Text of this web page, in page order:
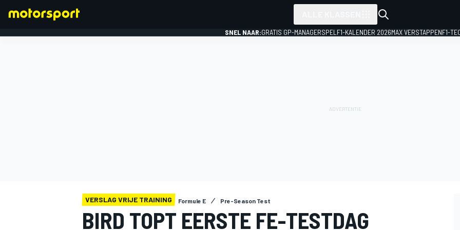
SNEL NAAR:GRATIS GP-MANAGERSPEL F1-KALENDER 2026MAX VERSTAPPENF1-
VERSLAG VRIJE TRAINING Formule E Pre-Season Test
BIRD TOPT EERSTE FE-TESTDAG